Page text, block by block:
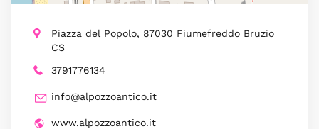
Piazza del Popolo, 87030 Fiumefreddo Bruzio
CS
3791776134
info@alpozzoantico.it
www.alpozzoantico.it